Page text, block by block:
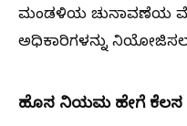
ಮಂಡಳಿಯ ಚುನಾವಣೆಯ
ಅಧಿಕಾರಿಗಳನ್ನು
ಹೊಸ ನಿಯಮ ಹೇಗೆ ಕೆಲಸ